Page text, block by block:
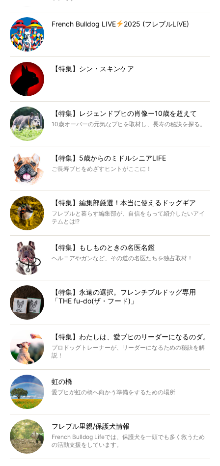
French Bulldog LIVE 2025 (フレブルLIVE)
【特集】シン・スキンケア
【特集】レジェンドブヒの肖像ー10歳を超えて
10歳オーバーの元気なブヒを取材し、長寿の秘訣を探る。
【特集】5歳からのミドルシニアLIFE
ご長寿ブヒをめざすヒントがここに！
【特集】編集部厳選！本当に使えるドッグギア
フレブルと暮らす編集部が、自信をもって紹介したいアイ
テムとは!?
【特集】もしものときの名医名鑑
ヘルニアやガンなど、その道の名医たちを独占取材！
【特集】永遠の選択。フレンチブルドッグ専用
「THE fu-do(ザ・フード)」
【特集】わたしは、愛ブヒのリーダーになるのダ。
プロドッグトレーナーが、リーダーになるための秘訣を解
説！
虹の橋
愛ブヒが虹の橋へ向かう準備をするための場所
フレブル里親/保護犬情報
French Bulldog Lifeでは、保護犬を一頭でも多く救うため
の活動支援をしています。